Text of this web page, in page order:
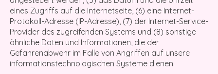
eines Zugriffs auf die Internetseite, (6) eine Internet-
Protokoll-Adresse (IP-Adresse), (7) der Internet-Service-
Provider des zugreifenden Systems und (8) sonstige
ähnliche Daten und Informationen, die der
Gefahrenabwehr im Falle von Angriffen auf unsere
informationstechnologischen Systeme dienen.